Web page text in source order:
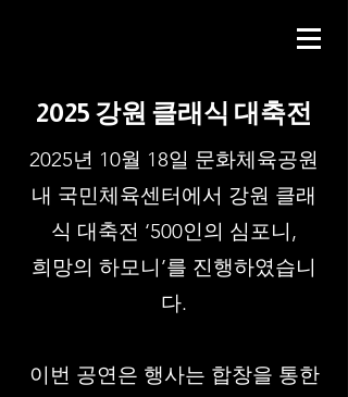
2025 강원 클래식 대축전
2025년 10월 18일 문화체육공원
내 국민체육센터에서 강원 클래
식 대축전 ‘500인의 심포니,
희망의 하모니’를 진행하였습니
다.
이번 공연은 행사는 합창을 통한